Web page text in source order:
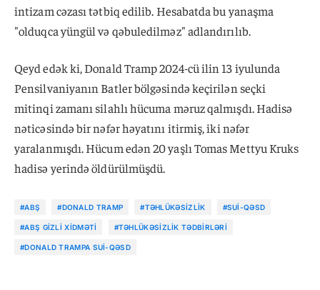
intizam cəzası tətbiq edilib. Hesabatda bu yanaşma
"olduqca yüngül və qəbuledilməz" adlandırılıb.
Qeyd edək ki, Donald Tramp 2024-cü ilin 13 iyulunda
Pensilvaniyanın Batler bölgəsində keçirilən seçki
mitinqi zamanı silahlı hücuma məruz qalmışdı. Hadisə
nəticəsində bir nəfər həyatını itirmiş, iki nəfər
yaralanmışdı. Hücum edən 20 yaşlı Tomas Mettyu Kruks
hadisə yerində öldürülmüşdü.
#ABŞ #DONALD TRAMP #TƏHLÜKƏSIZLIK #SUI-QƏSD
#ABŞ GIZLI XIDMƏTI #TƏHLÜKƏSIZLIK TƏDBIRLƏRI
#DONALD TRAMPA SUI-QƏSD